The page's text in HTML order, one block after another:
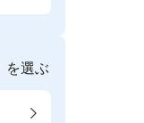
を選ぶ